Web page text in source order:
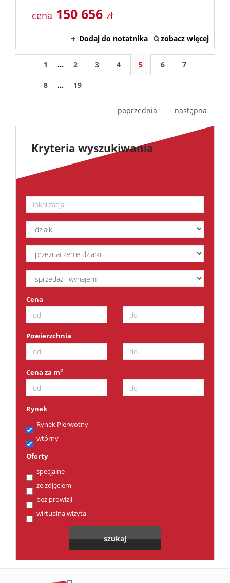
cena 150 656 zł
Dodaj do notatnika zobacz więcej
1 ... 2 3 4 5 6 7
8 ... 19
poprzednia następna
Kryteria wyszukiwania
Cena
Powierzchnia
Cena za m2
Rynek
Rynek Pierwotny
wtórny
Oferty
specjalne
ze zdjęciem
bez prowizji
wirtualna wizyta